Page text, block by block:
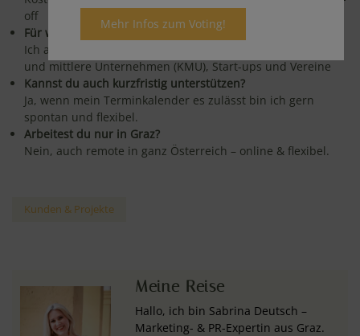
off
Für wen arbeitest du?
Ich arbeite für Ein-Personen-Unternehmen (EPU), kleine
und mittlere Unternehmen (KMU), Start-ups und Vereine
Kannst du auch kurzfristig unterstützen?
Ja, wenn mein Terminkalender es zulässt bin ich gern
spontan und flexibel.
Arbeitest du nur in Graz?
Nein, auch remote in ganz Österreich – online & flexibel.
Kunden & Projekte
Meine Reise
Hallo, ich bin Sabrina Deutsch –
Marketing- & PR-Expertin aus Graz.
Mehr Infos zum Voting!